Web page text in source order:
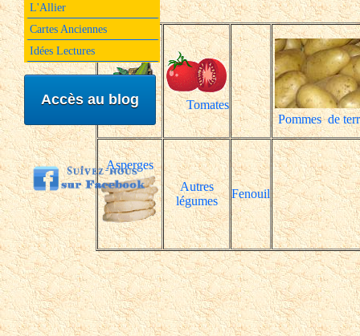
L'Allier
Cartes Anciennes
Idées Lectures
Accès au blog
Courgettes
Tomates
Pommes de
Asperges
Autres
légumes
Fenouil